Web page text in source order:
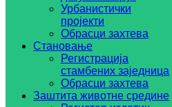
Урбанистички
пројекти
Обрасци захтева
Становање
Регистрација
стамбених заједница
Обрасци захтева
Заштита животне средине